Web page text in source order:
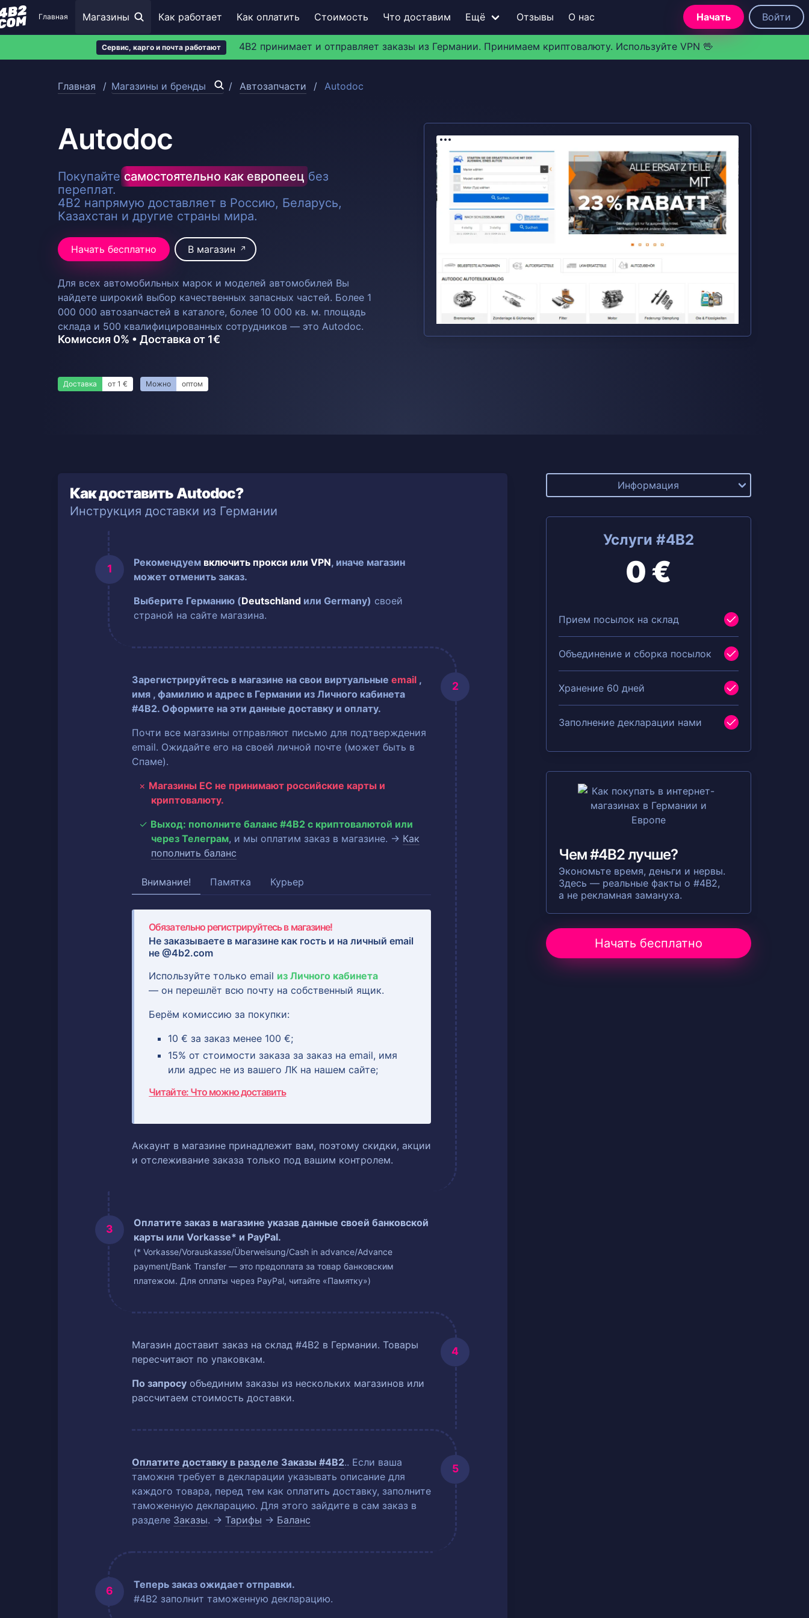
Сервис, карго и почта работают 4B2 принимает и отправляет заказы из Германии. Принимаем криптовалюту. Используйте VPN 🖖
Главная Магазины Как работает Как оплатить Стоимость Что доставим Ещё Отзывы О нас Начать Войти
Главная Магазины и бренды Автозапчасти Autodoc
Autodoc
Покупайтесамостоятельно как европеец без
переплат.
4B2 напрямую доставляет в Россию, Беларусь,
Казахстан и другие страны мира.
Начать бесплатно В магазин ↗
Для всех автомобильных марок и моделей автомобилей Вы
найдете широкий выбор качественных запасных частей. Более 1
000 000 автозапчастей в каталоге, более 10 000 кв. м. площадь
склада и 500 квалифицированных сотрудников — это Autodoc.
Комиссия 0% • Доставка от 1€
Доставка от 1 € Можно оптом
Как доставить Autodoc?
Инструкция доставки из Германии
Рекомендуем включить прокси или VPN, иначе магазин
может отменить заказ.
Выберите Германию (Deutschland или Germany) своей
страной на сайте магазина.
Зарегистрируйтесь в магазине на свои виртуальныеemail ,
имя , фамилию и адрес в Германии из Личного кабинета
#4B2. Оформите на эти данные доставку и оплату.
Почти все магазины отправляют письмо для подтверждения
email. Ожидайте его на своей личной почте (может быть в
Спаме).
Магазины ЕС не принимают российские карты и
криптовалюту.
Выход: пополните баланс #4B2 с криптовалютой или
через Телеграм, и мы оплатим заказ в магазине. → Как
пополнить баланс
Внимание! Памятка Курьер
Обязательно регистрируйтесь в магазине!
Не заказываете в магазине как гость и наличный email
не @4b2.com
Используйте только email из Личного кабинета
— он перешлёт всю почту на собственный ящик.
Берём комиссию за покупки:
10 € за заказ менее 100 €;
15% от стоимости заказа за заказ на email, имя
или адрес не из вашего ЛК на нашем сайте;
Читайте: Что можно доставить
Аккаунт в магазине принадлежит вам, поэтому скидки, акции
и отслеживание заказа только под вашим контролем.
Оплатите заказ в магазине указав данные своей банковской
карты или Vorkasse* и PayPal.
(* Vorkasse/Vorauskasse/Überweisung/Cash in advance/Advance
payment/Bank Transfer — это предоплата за товар банковским
платежом. Для оплаты через PayPal, читайте «Памятку»)
Магазин доставит заказ на склад #4B2 в Германии. Товары
пересчитают по упаковкам.
По запросу объединим заказы из нескольких магазинов или
рассчитаем стоимость доставки.
Оплатите доставку в разделе Заказы #4B2.. Если ваша
таможня требует в декларации указывать описание для
каждого товара, перед тем как оплатить доставку, заполните
таможенную декларацию. Для этого зайдите в сам заказ в
разделе Заказы. → Тарифы → Баланс
Теперь заказ ожидает отправки.
#4B2 заполнит таможенную декларацию.
Информация
Услуги #4B2
0 €
Прием посылок на склад
Объединение и сборка посылок
Хранение 60 дней
Заполнение декларации нами
Чем #4B2 лучше?
Экономьте время, деньги и нервы.
Здесь — реальные факты о #4B2,
а не рекламная замануха.
Начать бесплатно